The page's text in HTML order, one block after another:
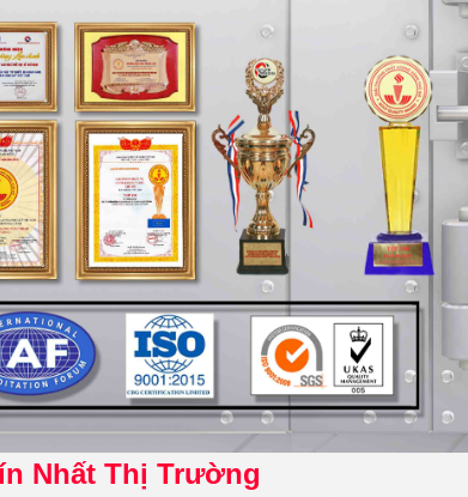
Nhất Thị Trường